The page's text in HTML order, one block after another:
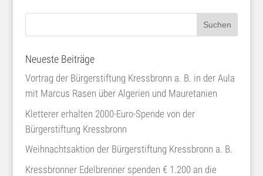
Neueste Beiträge
Vortrag der Bürgerstiftung Kressbronn a. B. in der Aula
mit Marcus Rasen über Algerien und Mauretanien
Kletterer erhalten 2000-Euro-Spende von der
Bürgerstiftung Kressbronn
Weihnachtsaktion der Bürgerstiftung Kressbronn a. B.
Kressbronner Edelbrenner spenden € 1.200 an die